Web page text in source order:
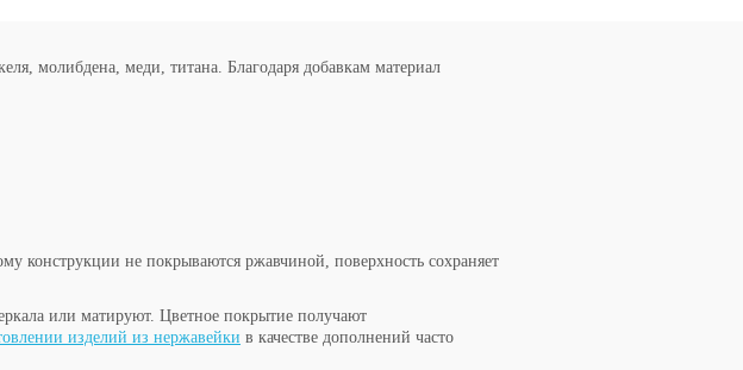
молибдена, меди, титана. Благодаря добавкам материал
конструкции не покрываются ржавчиной, поверхность сохраняет
или матируют. Цветное покрытие получают
изделий из нержавейки в качестве дополнений часто